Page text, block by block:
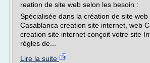
reation de site web selon les besoin :
Spécialisée dans la création de site
Casablanca creation site internet, web
creation site internet conçoit votre site
régles de...
Lire la suite